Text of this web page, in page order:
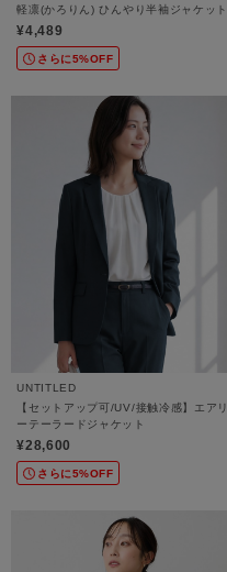
軽凛(かろりん) ひんやり半袖ジャケット
¥4,489
さらに5%OFF
UNTITLED
【セットアップ可/UV/接触冷感】エアリ
ーテーラードジャケット
¥28,600
さらに5%OFF